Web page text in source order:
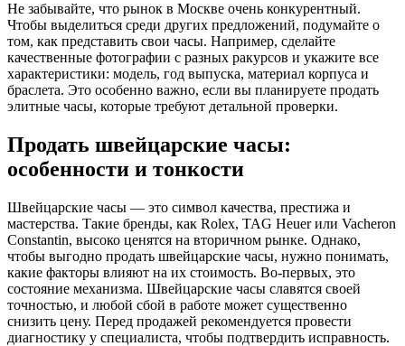
Не забывайте, что рынок в Москве очень конкурентный.
Чтобы выделиться среди других предложений, подумайте о
том, как представить свои часы. Например, сделайте
качественные фотографии с разных ракурсов и укажите все
характеристики: модель, год выпуска, материал корпуса и
браслета. Это особенно важно, если вы планируете продать
элитные часы, которые требуют детальной проверки.
Продать швейцарские часы:
особенности и тонкости
Швейцарские часы — это символ качества, престижа и
мастерства. Такие бренды, как Rolex, TAG Heuer или Vacheron
Constantin, высоко ценятся на вторичном рынке. Однако,
чтобы выгодно продать швейцарские часы, нужно понимать,
какие факторы влияют на их стоимость. Во-первых, это
состояние механизма. Швейцарские часы славятся своей
точностью, и любой сбой в работе может существенно
снизить цену. Перед продажей рекомендуется провести
диагностику у специалиста, чтобы подтвердить исправность.